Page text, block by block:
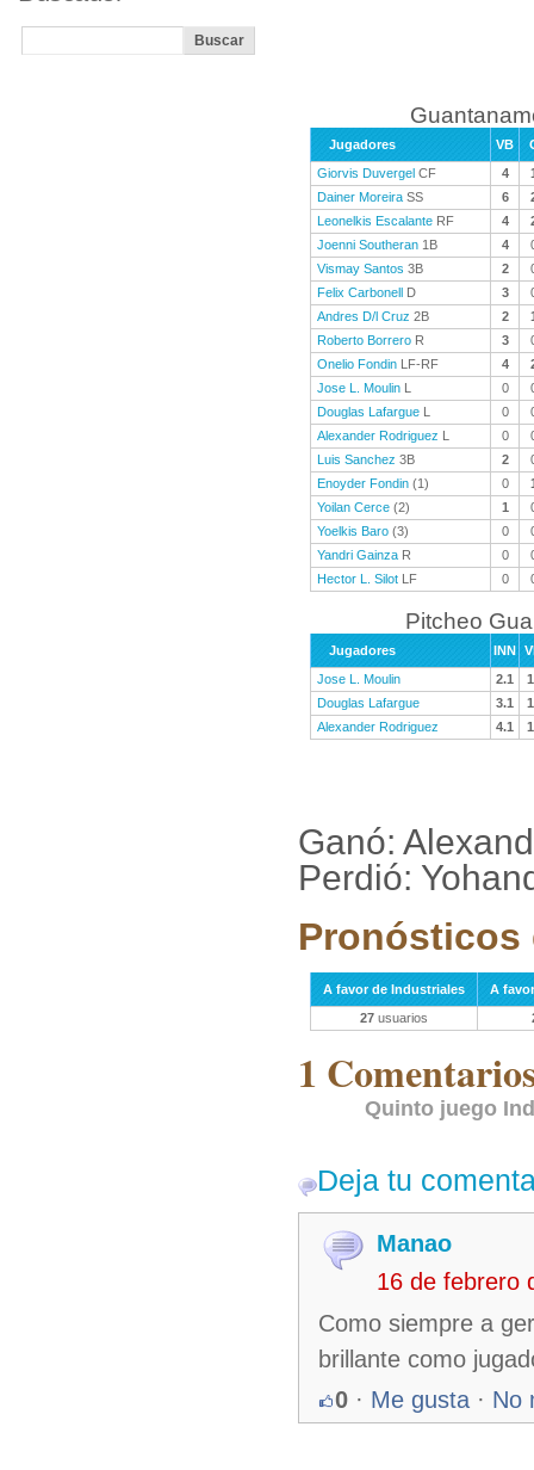
Jugadores VB
Giorvis Duvergel CF 4
Dainer Moreira SS 6
Leonelkis Escalante RF 4
Joenni Southeran 1B 4
Vismay Santos 3B 2
Felix Carbonell D 3
Andres D/l Cruz 2B 2
Roberto Borrero R 3
Onelio Fondin LF-RF 4
Jose L. Moulin L 0
Douglas Lafargue L 0
Alexander Rodriguez L 0
Luis Sanchez 3B 2
Enoyder Fondin (1) 0
Yoilan Cerce (2) 1
Yoelkis Baro (3) 0
Yandri Gainza R 0
Hector L. Silot LF 0
Pitcheo
Jugadores INN
Jose L. Moulin
2.1
Douglas Lafargue
3.1
Alexander Rodriguez
4.1
Ganó:
Perdió:
Pronósticos
A favor de Industriales
A
27 usuarios
1
Quinto juego
Deja tu
Manao
16 de febrero
Como siempre a
brillante como
0 · Me gusta · No